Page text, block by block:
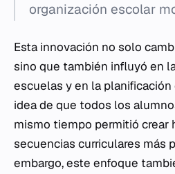
organización escolar
Esta innovación no solo
sino que también influyó en
escuelas y en la
idea de que todos los
mismo tiempo permitió crear
secuencias curriculares más
embargo, este enfoque